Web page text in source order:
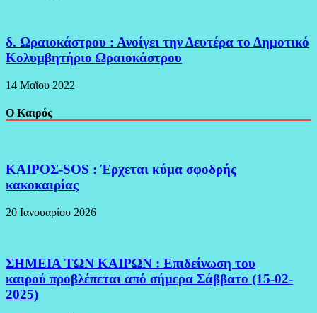
δ. Ωραιοκάστρου : Ανοίγει την Δευτέρα το Δημοτικό
Κολυμβητήριο Ωραιοκάστρου
14 Μαΐου 2022
Ο Καιρός
ΚΑΙΡΟΣ-SOS : Έρχεται κύμα σφοδρής
κακοκαιρίας
20 Ιανουαρίου 2026
ΣΗΜΕΙΑ ΤΩΝ ΚΑΙΡΩΝ : Επιδείνωση του
καιρού προβλέπεται από σήμερα Σάββατο (15-02-
2025)